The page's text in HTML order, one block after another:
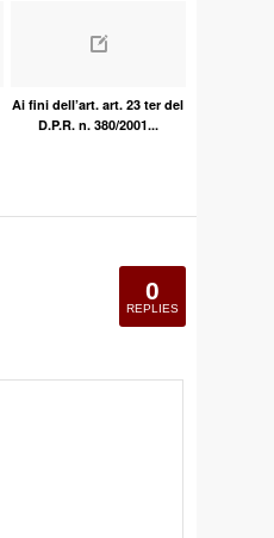
Ai fini dell’art. art. 23 ter del
D.P.R. n. 380/2001...
0
REPLIES